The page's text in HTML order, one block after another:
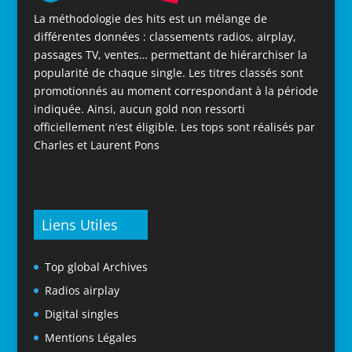
La méthodologie des hits est un mélange de
différentes données : classements radios, airplay,
passages TV, ventes… permettant de hiérarchiser la
popularité de chaque single. Les titres classés sont
promotionnés au moment correspondant à la période
indiquée. Ainsi, aucun gold non ressorti
officiellement n’est éligible. Les tops sont réalisés par
Charles et Laurent Pons
Liens Utiles
Top global Archives
Radios airplay
Digital singles
Mentions Légales